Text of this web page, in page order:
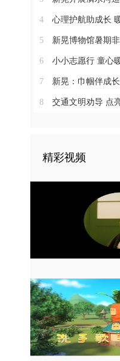
4 心理护航助成长
5 新晃博物馆暑期
6 小小志愿行 童心
7 新晃：巾帼伴成
8 交通文明劝导 点
精彩视频